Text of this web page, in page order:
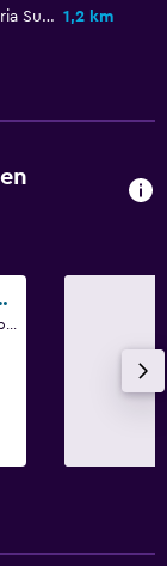
Museo de Historia Sur 1,2 km
Airport-East